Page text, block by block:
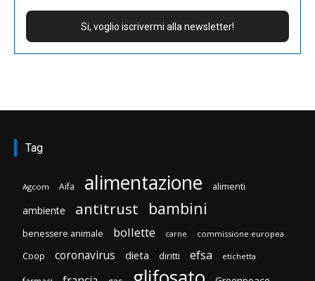
Tag
Agcom Aifa alimentazione alimenti
ambiente antitrust bambini
benessere animale bollette carne commissione europea
Coop coronavirus dieta diritti efsa etichetta